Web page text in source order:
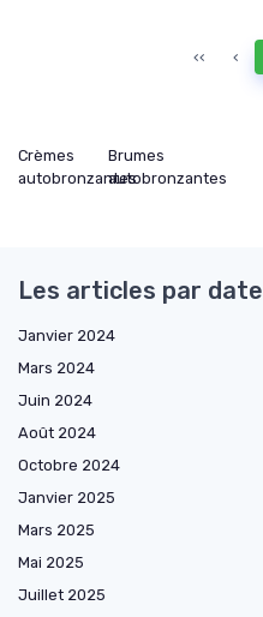
‹‹ ‹
Crèmes
autobronzantes
Brumes
autobronzantes
Les articles par date
Janvier 2024
Mars 2024
Juin 2024
Août 2024
Octobre 2024
Janvier 2025
Mars 2025
Mai 2025
Juillet 2025